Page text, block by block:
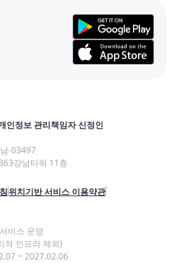
인정보 관리책임자 신정인
-03497
강남타워 11층
위치기반 서비스 이용약관
비스 운영
적 인프라 제외)
~ 2027.02.06